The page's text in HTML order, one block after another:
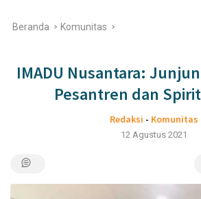
Beranda Komunitas
IMADU Nusantara:
Pesantren dan
Redaksi - Komunitas
12 Agustus 2021